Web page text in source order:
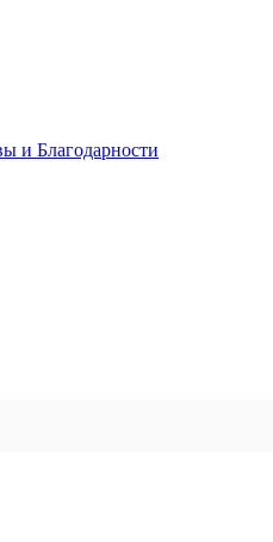
и Благодарности